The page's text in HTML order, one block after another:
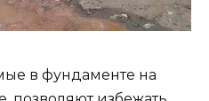
в фундаменте на